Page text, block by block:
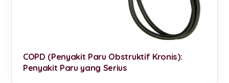
COPD (Penyakit Paru Obstruktif Kronis):
Penyakit Paru yang Serius